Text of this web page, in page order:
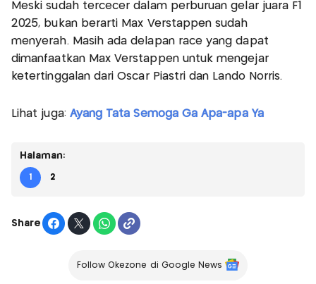
Meski sudah tercecer dalam perburuan gelar juara F1
2025, bukan berarti Max Verstappen sudah
menyerah. Masih ada delapan race yang dapat
dimanfaatkan Max Verstappen untuk mengejar
ketertinggalan dari Oscar Piastri dan Lando Norris.
Lihat juga: Ayang Tata Semoga Ga Apa-apa Ya
Halaman:
1 2
Share
Follow Okezone di Google News